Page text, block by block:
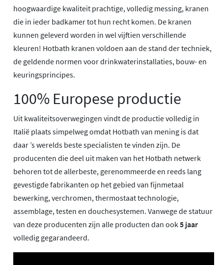
hoogwaardige kwaliteit prachtige, volledig messing, kranen
die in ieder badkamer tot hun recht komen. De kranen
kunnen geleverd worden in wel vijftien verschillende
kleuren! Hotbath kranen voldoen aan de stand der techniek,
de geldende normen voor drinkwaterinstallaties, bouw- en
keuringsprincipes.
100% Europese productie
Uit kwaliteitsoverwegingen vindt de productie volledig in
Italië plaats simpelweg omdat Hotbath van mening is dat
daar ’s werelds beste specialisten te vinden zijn. De
producenten die deel uit maken van het Hotbath netwerk
behoren tot de allerbeste, gerenommeerde en reeds lang
gevestigde fabrikanten op het gebied van fijnmetaal
bewerking, verchromen, thermostaat technologie,
assemblage, testen en douchesystemen. Vanwege de statuur
van deze producenten zijn alle producten dan ook5 jaar
volledig gegarandeerd.